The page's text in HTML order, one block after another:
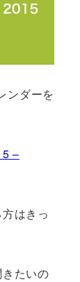
ンダーを
–
はきっ
たいの